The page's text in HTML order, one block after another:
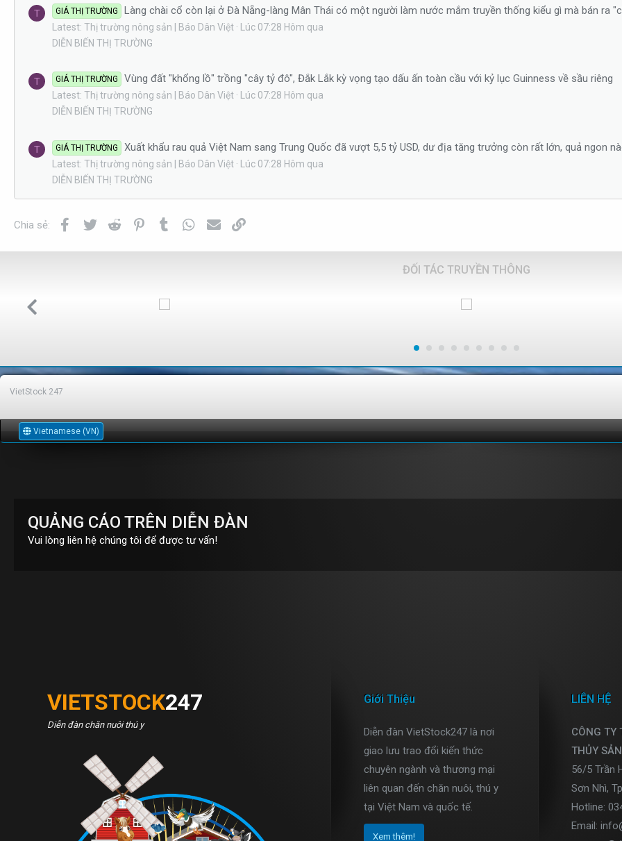
T GIÁ THỊ TRƯỜNG Làng chài cổ còn lại ở Đà Nẵng-làng Mân Thái có một người làm nước mắm truyền thống kiểu gì mà bán ra
Latest: Thị trường nông sản | Báo Dân Việt
Lúc 07:28 Hôm qua
DIỄN BIẾN THỊ TRƯỜNG
T GIÁ THỊ TRƯỜNG Vùng đất "khổng lồ" trồng "cây tỷ đô", Đắk Lắk kỳ vọng tạo dấu ấn toàn cầu với kỷ lục Guinness về sầu riêng
Latest: Thị trường nông sản | Báo Dân Việt
Lúc 07:28 Hôm qua
DIỄN BIẾN THỊ TRƯỜNG
T GIÁ THỊ TRƯỜNG Xuất khẩu rau quả Việt Nam sang Trung Quốc đã vượt 5,5 tỷ USD, dư địa tăng trưởng còn rất lớn, quả ngon
Latest: Thị trường nông sản | Báo Dân Việt
Lúc 07:28 Hôm qua
DIỄN BIẾN THỊ TRƯỜNG
Chia sẻ: Facebook
Twitter Reddit PinterestTumblr WhatsApp
Email
ĐỐI TÁC TRUYỀN THÔNG
VietStock 247
Vietnamese (VN)
QUẢNG CÁO TRÊN DIỄN ĐÀN
Vui lòng liên hệ chúng tôi để được tư vấn!
VIETSTOCK247
Diễn đàn chăn nuôi thú y
Giới Thiệu
Diễn đàn VietStock247 là nơi
giao lưu trao đổi kiến thức
chuyên ngành và thương mại
liên quan đến chăn nuôi, thú y
tại Việt Nam và quốc tế.
Xem thêm!
LIÊN HỆ
CÔNG TY
THỦY
56/5 Trần
Sơn Nhì,
Hotline:
Email: